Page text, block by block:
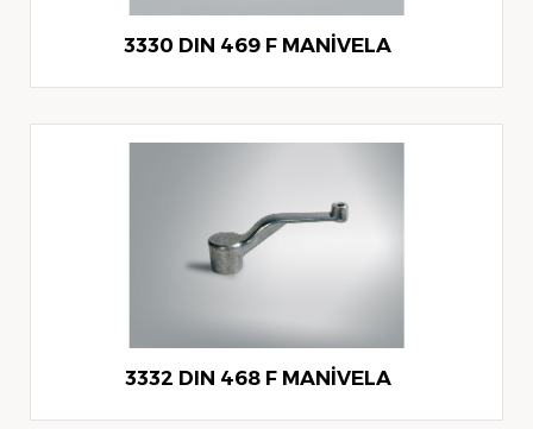
3330 DIN 469 F MANİVELA
3332 DIN 468 F MANİVELA